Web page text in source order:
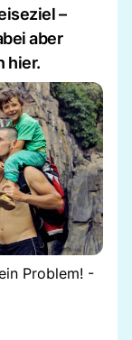
–
aber
hier.
Problem! -